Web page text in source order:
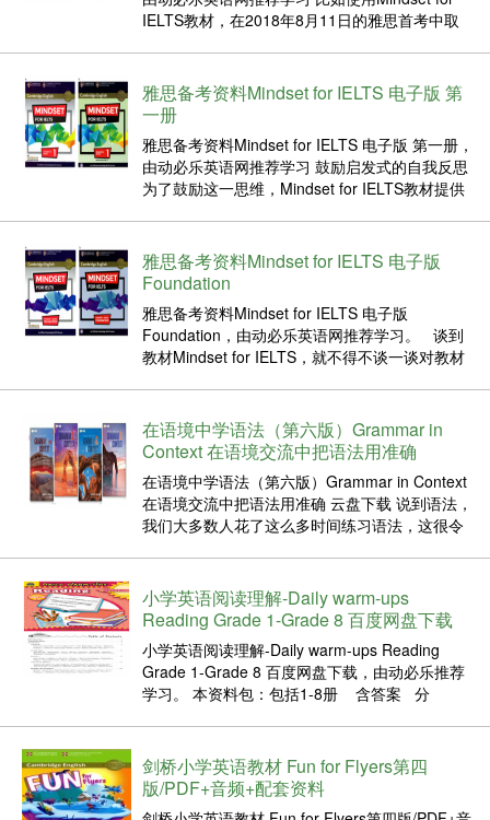
IELTS教材，在2018年8月11日的雅思首考中取
道：“使用学完M...
雅思备考资料Mindset for IELTS 电子版 第
一册
雅思备考资料Mindset for IELTS 电子版 第一册，
由动必乐英语网推荐学习 鼓励启发式的自我反思
为了鼓励这一思维，Mindset for IELTS教材提供
纳，也贯穿整书进度，体现在促...
雅思备考资料Mindset for IELTS 电子版
Foundation
雅思备考资料Mindset for IELTS 电子版
Foundation，由动必乐英语网推荐学习。 谈到
教材Mindset for IELTS，就不得不谈一谈对教材
具备「成...
在语境中学语法（第六版）Grammar in
Context 在语境交流中把语法用准确
在语境中学语法（第六版）Grammar in Context
在语境交流中把语法用准确 云盘下载 说到语法，
我们大多数人花了这么多时间练习语法，这很令
味着能够使用语法！ 对于今天的孩子来说，为了
学...
小学英语阅读理解-Daily warm-ups
Reading Grade 1-Grade 8 百度网盘下载
小学英语阅读理解-Daily warm-ups Reading
Grade 1-Grade 8 百度网盘下载，由动必乐推荐
学习。 本资料包：包括1-8册 含答案 分
剑桥小学英语教材 Fun for Flyers第四
版/PDF+音频+配套资料